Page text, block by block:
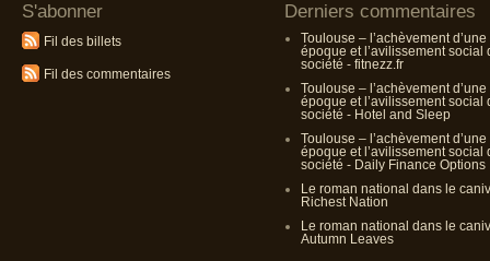
S'abonner
Fil des billets
Fil des commentaires
Derniers commentaires
Toulouse – l’achèvement d’une
époque et l’avilissement social
société - fitnezz.fr
Toulouse – l’achèvement d’une
époque et l’avilissement social
société - Hotel and Sleep
Toulouse – l’achèvement d’une
époque et l’avilissement social
société - Daily Finance Options
Le roman national dans le
Richest Nation
Le roman national dans le
Autumn Leaves